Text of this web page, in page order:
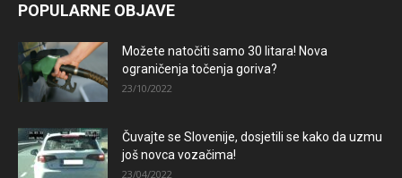
POPULARNE OBJAVE
Možete natočiti samo 30 litara! Nova
ograničenja točenja goriva?
23/10/2022
Čuvajte se Slovenije, dosjetili se kako da uzmu
još novca vozačima!
23/04/2022